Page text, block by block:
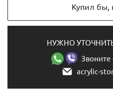
Купил бы,
НУЖНО
Звоните
acrylic-